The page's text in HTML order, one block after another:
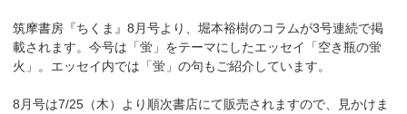
筑摩書房『ちくま』8月号より、堀本裕樹のコラムが3号連続で掲
載されます。今号は「蛍」をテーマにしたエッセイ「空き瓶の蛍
火」。エッセイ内では「蛍」の句もご紹介しています。
8月号は7/25（木）より順次書店にて販売されますので、見かけま